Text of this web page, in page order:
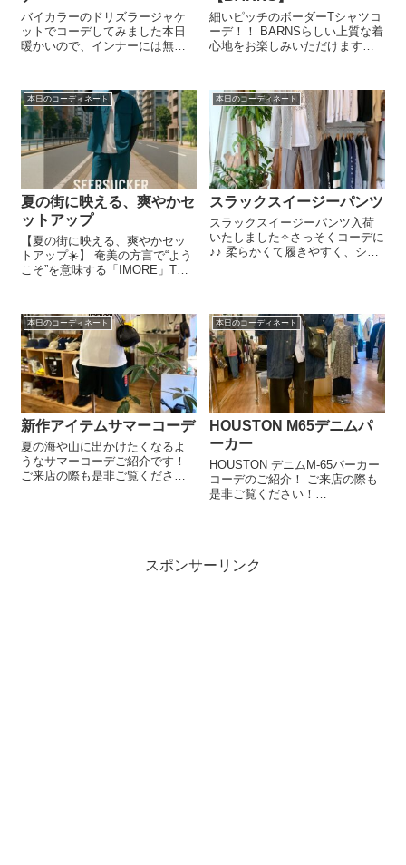
バイカラーのドリズラージャケ
ットでコーデしてみました本日
暖かいので、インナーには無地
イテムはぜひ店頭にてご覧下さ
い☀︎●ドリズラージャケット
￥8,900-●無地Tシャツ￥1...
細いピッチのボーダーTシャツコ
ーデ！！ BARNSらしい上質な着
心地をお楽しみいただけます。
デに仕上がります。 . ◆BARNS
ボーダーTシャツ ¥8,900-
◆BARNSストレッチ...
本日のコーディネート
夏の街に映える、爽やかセ
ットアップ
【夏の街に映える、爽やかセッ
トアップ☀️】 奄美の方言で“よう
こそ”を意味する「IMORE」Tシ
デをアップデート。 シアサッカ
ー特有の凹凸感が肌に張り付き
にくく、通気性も抜群。蒸し暑
い...
本日のコーディネート
スラックスイージーパンツ
スラックスイージーパンツ入荷
いたしました✧︎さっそくコーデに
♪♪ 柔らかくて履きやすく、シル
ックスイ...
本日のコーディネート
新作アイテムサマーコーデ
夏の海や山に出かけたくなるよ
うなサマーコーデご紹介です！
ご来店の際も是非ご覧くださ
本日のコーディネート
HOUSTON M65デニムパ
ーカー
HOUSTON デニムM-65パーカー
コーデのご紹介！ ご来店の際も
是非ご覧ください！
スポンサーリンク